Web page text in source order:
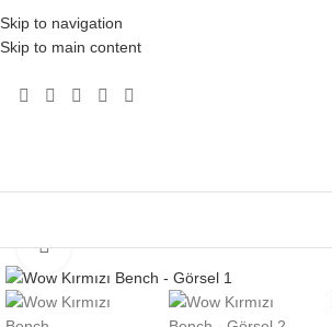
Skip to navigation
Skip to main content
Click to enlarge